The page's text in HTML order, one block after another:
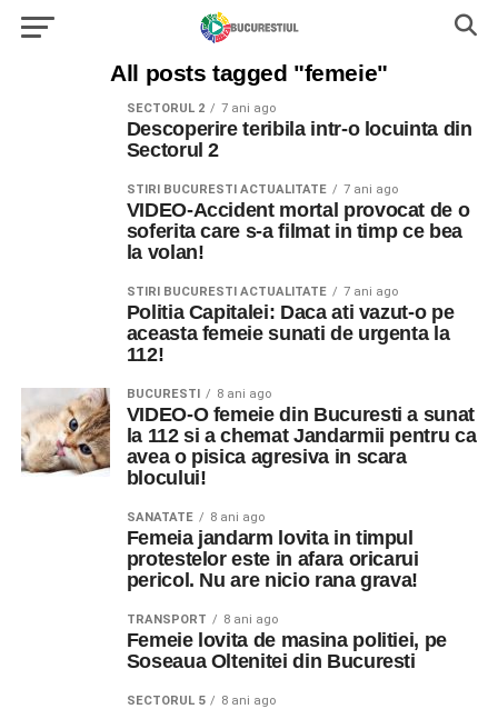
All posts tagged "femeie"
SECTORUL 2 7 ani ago
Descoperire teribila intr-o locuinta din
Sectorul 2
STIRI BUCURESTI ACTUALITATE 7 ani ago
VIDEO-Accident mortal provocat de o
soferita care s-a filmat in timp ce bea
la volan!
STIRI BUCURESTI ACTUALITATE 7 ani ago
Politia Capitalei: Daca ati vazut-o pe
aceasta femeie sunati de urgenta la
112!
BUCURESTI 8 ani ago
VIDEO-O femeie din Bucuresti a sunat
la 112 si a chemat Jandarmii pentru ca
avea o pisica agresiva in scara
blocului!
SANATATE 8 ani ago
Femeia jandarm lovita in timpul
protestelor este in afara oricarui
pericol. Nu are nicio rana grava!
TRANSPORT 8 ani ago
Femeie lovita de masina politiei, pe
Soseaua Oltenitei din Bucuresti
SECTORUL 5 8 ani ago